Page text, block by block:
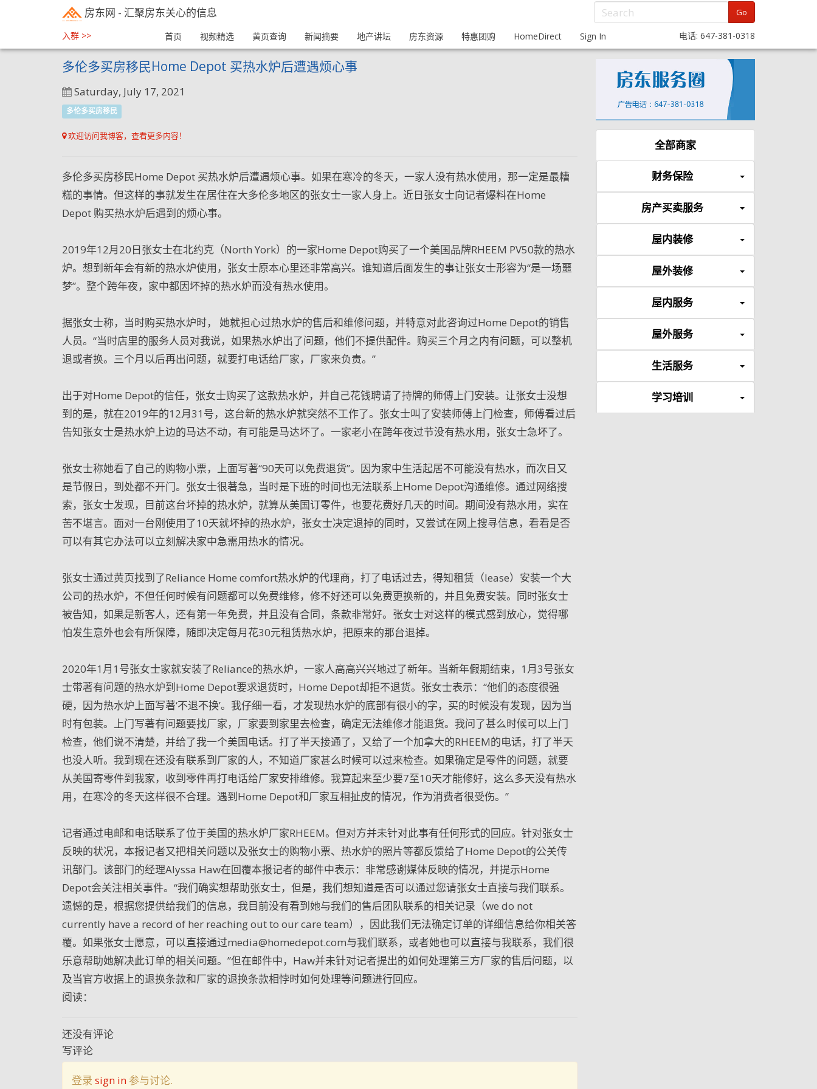
房东网 - 汇聚房东关心的信息 Go
入群 >> 首页 视频精选 黄页查询 新闻摘要 地产讲坛 房东资源 特惠团购 HomeDirect Sign In 电话: 647-381-0318
多伦多买房移民Home Depot 买热水炉后遭遇烦心事
Saturday, July 17, 2021
多伦多买房移民
欢迎访问我博客，查看更多内容！
多伦多买房移民Home Depot 买热水炉后遭遇烦心事。如果在寒冷的冬天，一家人没有热水使用，那一定是最糟
糕的事情。但这样的事就发生在居住在大多伦多地区的张女士一家人身上。近日张女士向记者爆料在Home
Depot 购买热水炉后遇到的烦心事。
2019年12月20日张女士在北约克（North York）的一家Home Depot购买了一个美国品牌RHEEM PV50款的热水
炉。想到新年会有新的热水炉使用，张女士原本心里还非常高兴。谁知道后面发生的事让张女士形容为“是一场噩
梦”。整个跨年夜，家中都因坏掉的热水炉而没有热水使用。
据张女士称，当时购买热水炉时， 她就担心过热水炉的售后和维修问题，并特意对此咨询过Home Depot的销售
人员。“当时店里的服务人员对我说，如果热水炉出了问题，他们不提供配件。购买三个月之内有问题，可以整机
退或者换。三个月以后再出问题，就要打电话给厂家，厂家来负责。”
出于对Home Depot的信任，张女士购买了这款热水炉，并自己花钱聘请了持牌的师傅上门安装。让张女士没想
到的是，就在2019年的12月31号，这台新的热水炉就突然不工作了。张女士叫了安装师傅上门检查，师傅看过后
告知张女士是热水炉上边的马达不动，有可能是马达坏了。一家老小在跨年夜过节没有热水用，张女士急坏了。
张女士称她看了自己的购物小票，上面写著“90天可以免费退货”。因为家中生活起居不可能没有热水，而次日又
是节假日，到处都不开门。张女士很著急，当时是下班的时间也无法联系上Home Depot沟通维修。通过网络搜
索，张女士发现，目前这台坏掉的热水炉，就算从美国订零件，也要花费好几天的时间。期间没有热水用，实在
苦不堪言。面对一台刚使用了10天就坏掉的热水炉，张女士决定退掉的同时，又尝试在网上搜寻信息，看看是否
可以有其它办法可以立刻解决家中急需用热水的情况。
张女士通过黄页找到了Reliance Home comfort热水炉的代理商，打了电话过去，得知租赁（lease）安装一个大
公司的热水炉，不但任何时候有问题都可以免费维修，修不好还可以免费更换新的，并且免费安装。同时张女士
被告知，如果是新客人，还有第一年免费，并且没有合同，条款非常好。张女士对这样的模式感到放心，觉得哪
怕发生意外也会有所保障，随即决定每月花30元租赁热水炉，把原来的那台退掉。
2020年1月1号张女士家就安装了Reliance的热水炉，一家人高高兴兴地过了新年。当新年假期结束，1月3号张女
士带著有问题的热水炉到Home Depot要求退货时，Home Depot却拒不退货。张女士表示：“他们的态度很强
硬，因为热水炉上面写著‘不退不换’。我仔细一看，才发现热水炉的底部有很小的字，买的时候没有发现，因为当
时有包装。上门写著有问题要找厂家，厂家要到家里去检查，确定无法维修才能退货。我问了甚么时候可以上门
检查，他们说不清楚，并给了我一个美国电话。打了半天接通了，又给了一个加拿大的RHEEM的电话，打了半天
也没人听。我到现在还没有联系到厂家的人，不知道厂家甚么时候可以过来检查。如果确定是零件的问题，就要
从美国寄零件到我家，收到零件再打电话给厂家安排维修。我算起来至少要7至10天才能修好，这么多天没有热水
用，在寒冷的冬天这样很不合理。遇到Home Depot和厂家互相扯皮的情况，作为消费者很受伤。”
记者通过电邮和电话联系了位于美国的热水炉厂家RHEEM。但对方并未针对此事有任何形式的回应。针对张女士
反映的状况，本报记者又把相关问题以及张女士的购物小票、热水炉的照片等都反馈给了Home Depot的公关传
讯部门。该部门的经理Alyssa Haw在回覆本报记者的邮件中表示：非常感谢媒体反映的情况，并提示Home
Depot会关注相关事件。“我们确实想帮助张女士，但是，我们想知道是否可以通过您请张女士直接与我们联系。
遗憾的是，根据您提供给我们的信息，我目前没有看到她与我们的售后团队联系的相关记录（we do not
currently have a record of her reaching out to our care team），因此我们无法确定订单的详细信息给你相关答
覆。如果张女士愿意，可以直接通过media@homedepot.com与我们联系，或者她也可以直接与我联系，我们很
乐意帮助她解决此订单的相关问题。”但在邮件中，Haw并未针对记者提出的如何处理第三方厂家的售后问题，以
及当官方收据上的退换条款和厂家的退换条款相悖时如何处理等问题进行回应。
阅读：
还没有评论
写评论
登录 sign in 参与讨论.
全部商家
财务保险
房产买卖服务
屋内装修
屋外装修
屋内服务
屋外服务
生活服务
学习培训